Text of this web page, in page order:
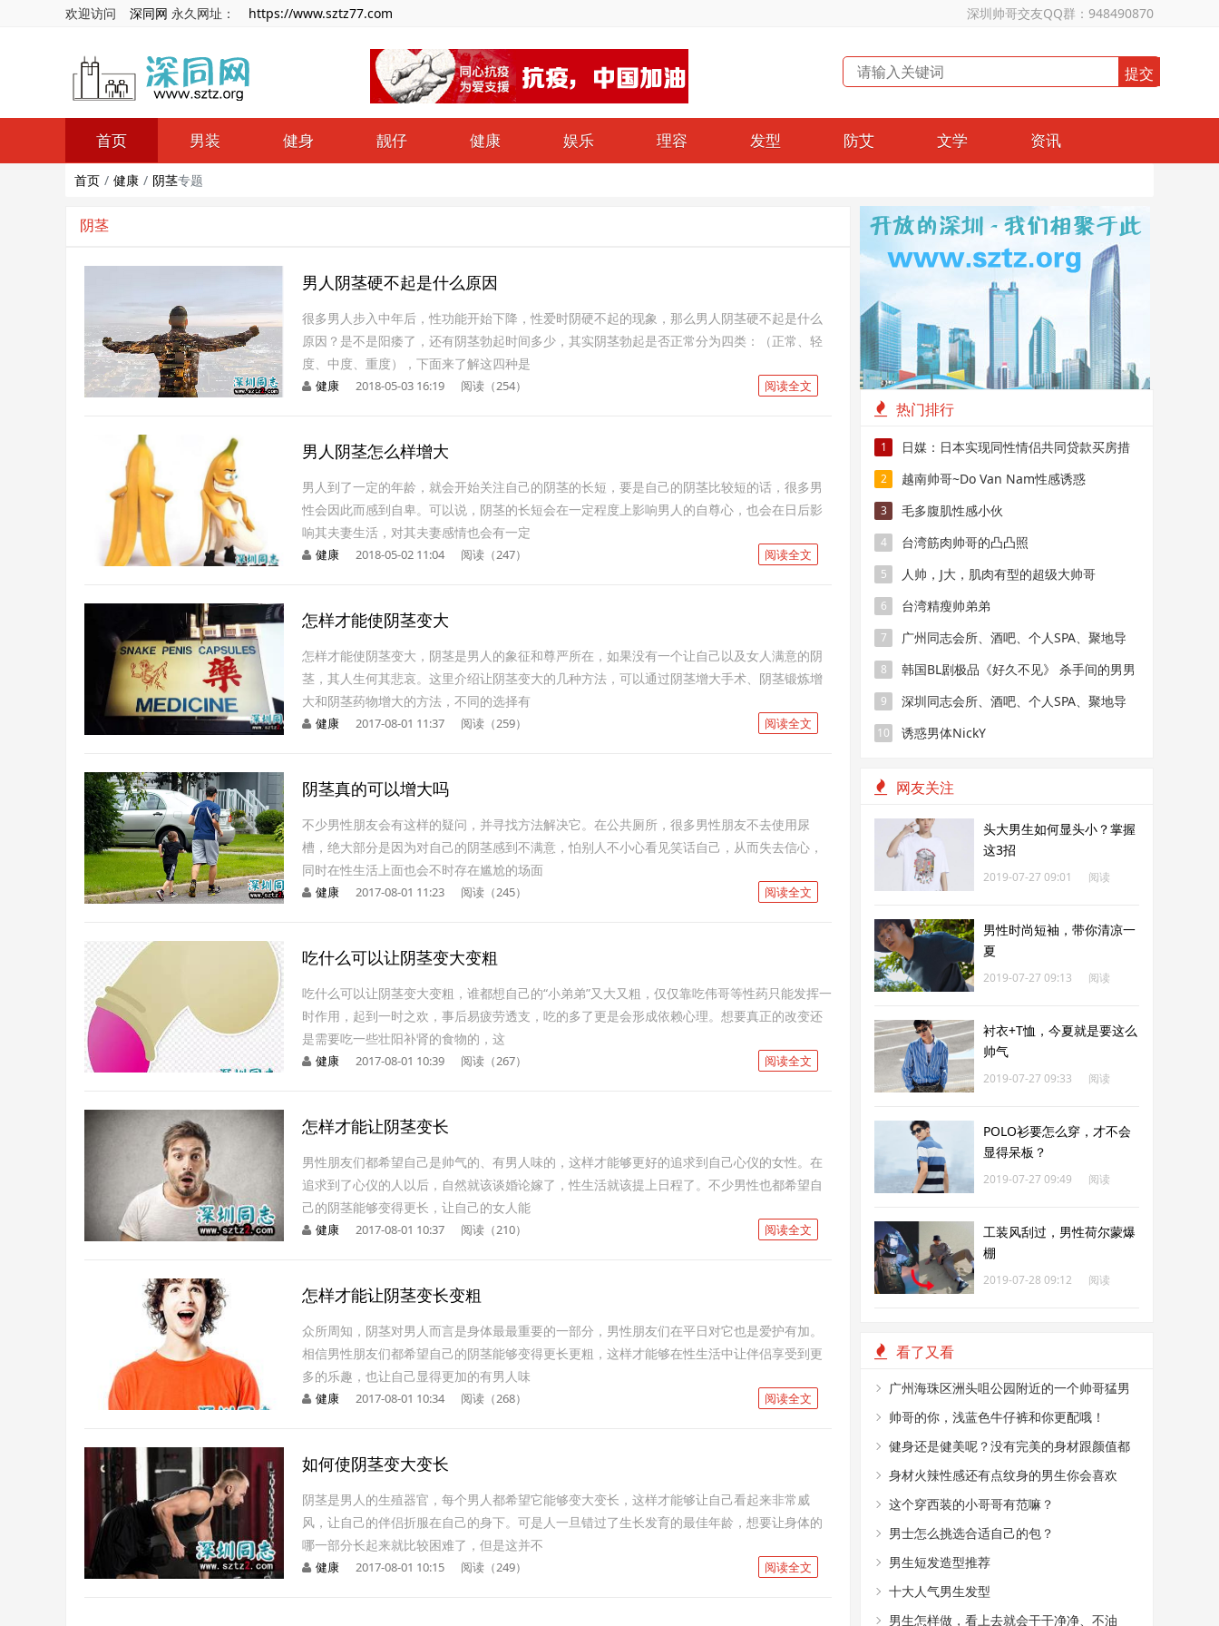
欢迎访问 深同网 永久网址： https://www.sztz77.com 深圳帅哥交友QQ群：948490870
首页 男装 健身 靓仔 健康 娱乐 理容 发型 防艾 文学 资讯
首页 健康 阴茎专题
阴茎
男人阴茎硬不起是什么原因
很多男人步入中年后，性功能开始下降，性爱时阴硬不起的现象，那么男人阴茎硬不起是什么
原因？是不是阳痿了，还有阴茎勃起时间多少，其实阴茎勃起是否正常分为四类：（正常、轻
度、中度、重度），下面来了解这四种是
阅读全文
健康 2018-05-03 16:19 阅读（254）
男人阴茎怎么样增大
男人到了一定的年龄，就会开始关注自己的阴茎的长短，要是自己的阴茎比较短的话，很多男
性会因此而感到自卑。可以说，阴茎的长短会在一定程度上影响男人的自尊心，也会在日后影
响其夫妻生活，对其夫妻感情也会有一定
阅读全文
健康 2018-05-02 11:04 阅读（247）
怎样才能使阴茎变大
怎样才能使阴茎变大，阴茎是男人的象征和尊严所在，如果没有一个让自己以及女人满意的阴
茎，其人生何其悲哀。这里介绍让阴茎变大的几种方法，可以通过阴茎增大手术、阴茎锻炼增
大和阴茎药物增大的方法，不同的选择有
阅读全文
健康 2017-08-01 11:37 阅读（259）
阴茎真的可以增大吗
不少男性朋友会有这样的疑问，并寻找方法解决它。在公共厕所，很多男性朋友不去使用尿
槽，绝大部分是因为对自己的阴茎感到不满意，怕别人不小心看见笑话自己，从而失去信心，
同时在性生活上面也会不时存在尴尬的场面
阅读全文
健康 2017-08-01 11:23 阅读（245）
吃什么可以让阴茎变大变粗
吃什么可以让阴茎变大变粗，谁都想自己的“小弟弟”又大又粗，仅仅靠吃伟哥等性药只能发挥一
时作用，起到一时之欢，事后易疲劳透支，吃的多了更是会形成依赖心理。想要真正的改变还
是需要吃一些壮阳补肾的食物的，这
阅读全文
健康 2017-08-01 10:39 阅读（267）
怎样才能让阴茎变长
男性朋友们都希望自己是帅气的、有男人味的，这样才能够更好的追求到自己心仪的女性。在
追求到了心仪的人以后，自然就该谈婚论嫁了，性生活就该提上日程了。不少男性也都希望自
己的阴茎能够变得更长，让自己的女人能
阅读全文
健康 2017-08-01 10:37 阅读（210）
怎样才能让阴茎变长变粗
众所周知，阴茎对男人而言是身体最最重要的一部分，男性朋友们在平日对它也是爱护有加。
相信男性朋友们都希望自己的阴茎能够变得更长更粗，这样才能够在性生活中让伴侣享受到更
多的乐趣，也让自己显得更加的有男人味
阅读全文
健康 2017-08-01 10:34 阅读（268）
如何使阴茎变大变长
阴茎是男人的生殖器官，每个男人都希望它能够变大变长，这样才能够让自己看起来非常威
风，让自己的伴侣折服在自己的身下。可是人一旦错过了生长发育的最佳年龄，想要让身体的
哪一部分长起来就比较困难了，但是这并不
阅读全文
健康 2017-08-01 10:15 阅读（249）
热门排行
1
日媒：日本实现同性情侣共同贷款买房措
施
2 越南帅哥~Do Van Nam性感诱惑
3 毛多腹肌性感小伙
4 台湾筋肉帅哥的凸凸照
5 人帅，J大，肌肉有型的超级大帅哥
6 台湾精瘦帅弟弟
7
广州同志会所、酒吧、个人SPA、聚地导
航
8
韩国BL剧极品《好久不见》 杀手间的男男
禁恋，要性命还是爱情？
9
深圳同志会所、酒吧、个人SPA、聚地导
航
10 诱惑男体NickY
网友关注
头大男生如何显头小？掌握
这3招
2019-07-27 09:01
阅读
男性时尚短袖，带你清凉一
夏
2019-07-27 09:13
阅读
衬衣+T恤，今夏就是要这么
帅气
2019-07-27 09:33
阅读
POLO衫要怎么穿，才不会
显得呆板？
2019-07-27 09:49
阅读
工装风刮过，男性荷尔蒙爆
棚
2019-07-28 09:12
阅读
看了又看
广州海珠区洲头咀公园附近的一个帅哥猛男
烤肉摊
帅哥的你，浅蓝色牛仔裤和你更配哦！
健身还是健美呢？没有完美的身材跟颜值都
不敢这么穿！
身材火辣性感还有点纹身的男生你会喜欢
嘛？
这个穿西装的小哥哥有范嘛？
男士怎么挑选合适自己的包？
男生短发造型推荐
十大人气男生发型
男生怎样做，看上去就会干干净净、不油